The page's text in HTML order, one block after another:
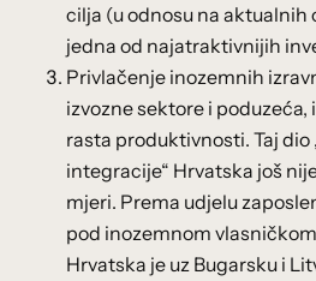
cilja (u odnosu na aktualnih
jedna od najatraktivnijih
Privlačenje inozemnih
izvozne sektore i
rasta produktivnosti. Taj
integracije“ Hrvatska još
mjeri. Prema udjelu
pod inozemnom
Hrvatska je uz Bugarsku i